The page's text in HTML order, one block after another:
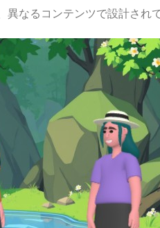
なるコンテンツで設計されて